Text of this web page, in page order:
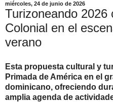
miércoles, 24 de junio de 2026
Turizoneando 2026
Colonial en el
verano
Esta propuesta cultural y
Primada de América en el
dominicano, ofreciendo
amplia agenda de